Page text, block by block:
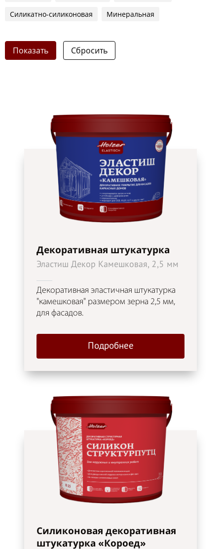
Силикатно-силиконовая Минеральная
Показать
Декоративная штукатурка
Эластиш Декор Камешковая, 2,5 мм
Декоративная эластичная штукатурка
"камешковая" размером зерна 2,5 мм,
для фасадов.
Подробнее
Силиконовая декоративная
штукатурка «Короед»